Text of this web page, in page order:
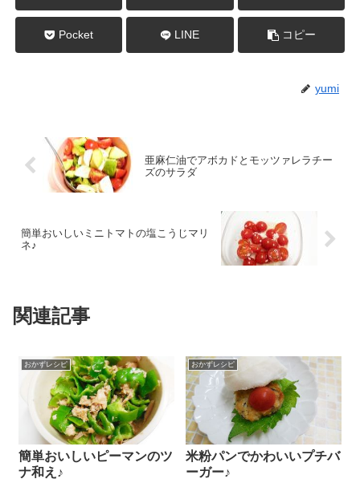
Pocket LINE コピー
yumi
亜麻仁油でアボカドとモッツァレラチー
ズのサラダ
簡単おいしいミニトマトの塩こうじマリ
ネ♪
関連記事
おかずレシピ
簡単おいしいピーマンのツ
ナ和え♪
おかずレシピ
米粉パンでかわいいプチバ
ーガー♪